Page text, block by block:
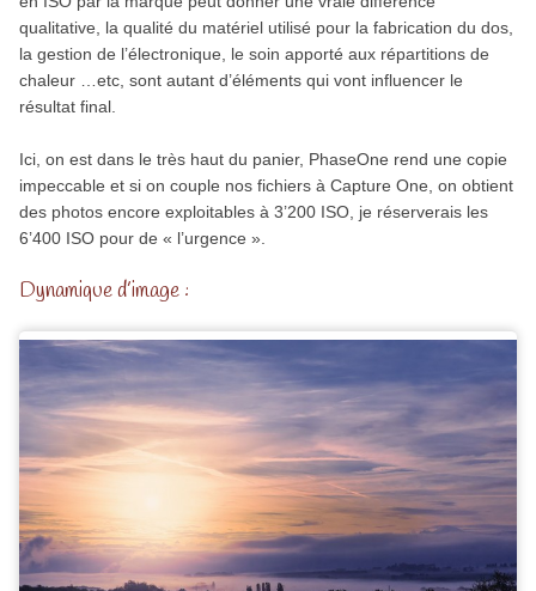
qualitative, la qualité du matériel utilisé pour la fabrication du dos,
la gestion de l’électronique, le soin apporté aux répartitions de
chaleur …etc, sont autant d’éléments qui vont influencer le
résultat final.
Ici, on est dans le très haut du panier, PhaseOne rend une copie
impeccable et si on couple nos fichiers à Capture One, on obtient
des photos encore exploitables à 3’200 ISO, je réserverais les
6’400 ISO pour de « l’urgence ».
Dynamique d’image :